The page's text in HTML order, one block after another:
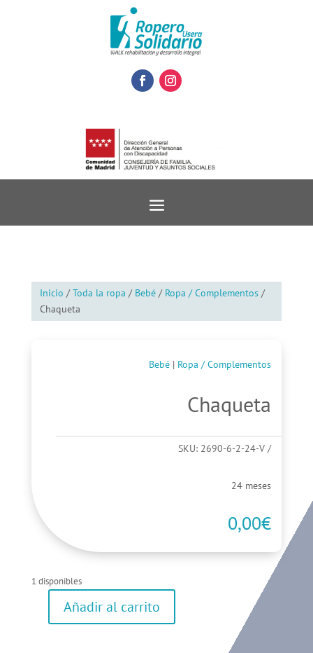
Inicio /Toda la ropa / Bebé/ Ropa / Complementos/
Chaqueta
Bebé | Ropa / Complementos
Chaqueta
SKU: 2690-6-2-24-V
24 meses
0,00€
1 disponibles
ChaquetaAñadir al carrito